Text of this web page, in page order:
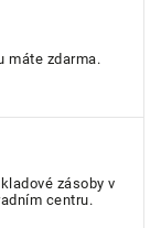
máte zdarma.
zásoby v
centru.